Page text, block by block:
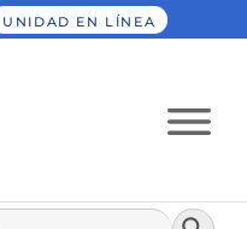
UNIDAD EN LÍNEA
Botón